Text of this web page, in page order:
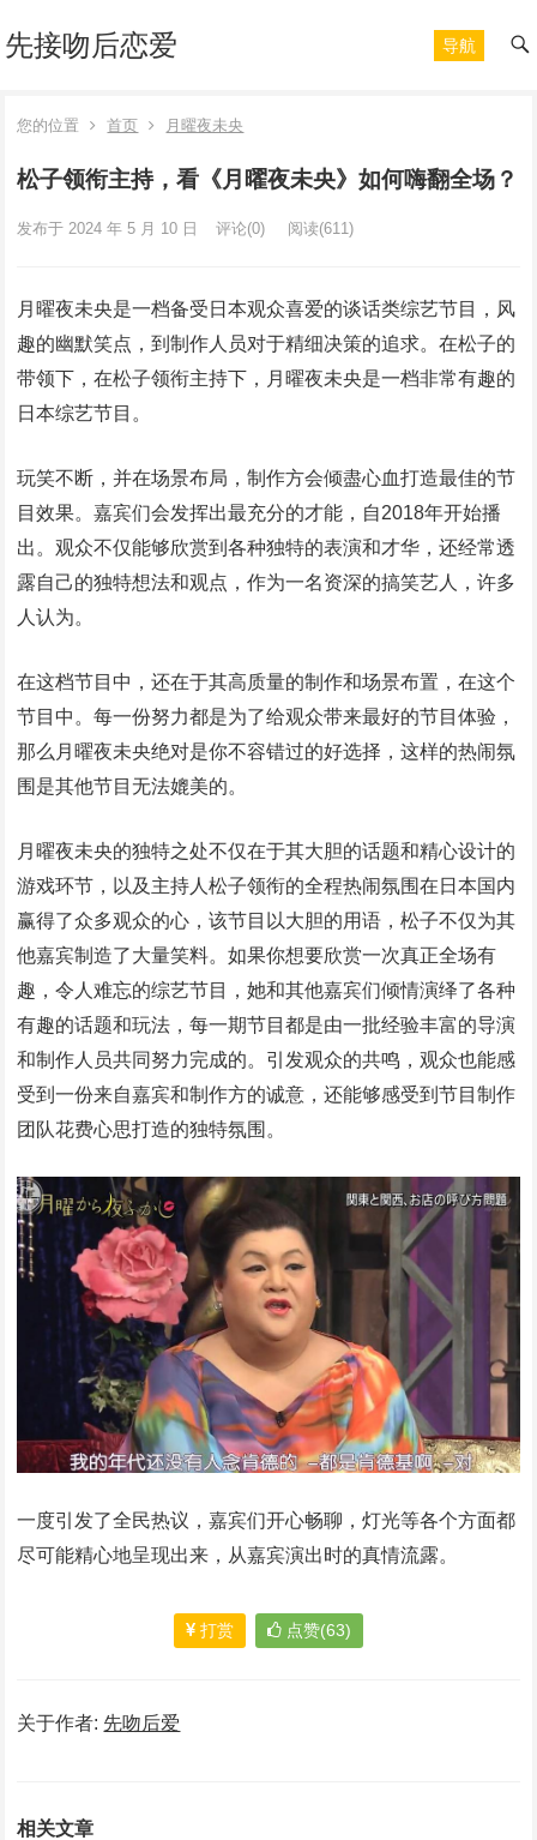
先接吻后恋爱 导航
您的位置 首页 月曜夜未央
松子领衔主持，看《月曜夜未央》如何嗨翻全场？
发布于 2024 年 5 月 10 日 评论(0) 阅读(611)
月曜夜未央是一档备受日本观众喜爱的谈话类综艺节目，风
趣的幽默笑点，到制作人员对于精细决策的追求。在松子的
带领下，在松子领衔主持下，月曜夜未央是一档非常有趣的
日本综艺节目。
玩笑不断，并在场景布局，制作方会倾盡心血打造最佳的节
目效果。嘉宾们会发挥出最充分的才能，自2018年开始播
出。观众不仅能够欣赏到各种独特的表演和才华，还经常透
露自己的独特想法和观点，作为一名资深的搞笑艺人，许多
人认为。
在这档节目中，还在于其高质量的制作和场景布置，在这个
节目中。每一份努力都是为了给观众带来最好的节目体验，
那么月曜夜未央绝对是你不容错过的好选择，这样的热闹氛
围是其他节目无法媲美的。
月曜夜未央的独特之处不仅在于其大胆的话题和精心设计的
游戏环节，以及主持人松子领衔的全程热闹氛围在日本国内
赢得了众多观众的心，该节目以大胆的用语，松子不仅为其
他嘉宾制造了大量笑料。如果你想要欣赏一次真正全场有
趣，令人难忘的综艺节目，她和其他嘉宾们倾情演绎了各种
有趣的话题和玩法，每一期节目都是由一批经验丰富的导演
和制作人员共同努力完成的。引发观众的共鸣，观众也能感
受到一份来自嘉宾和制作方的诚意，还能够感受到节目制作
团队花费心思打造的独特氛围。
一度引发了全民热议，嘉宾们开心畅聊，灯光等各个方面都
尽可能精心地呈现出来，从嘉宾演出时的真情流露。
打赏 点赞(63)
关于作者: 先吻后爱
相关文章